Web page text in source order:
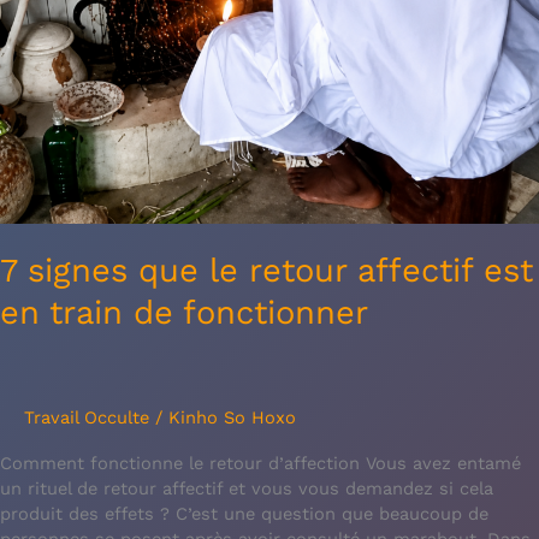
7 signes que le retour affectif est
en train de fonctionner
Travail Occulte / Kinho So Hoxo
Comment fonctionne le retour d’affection Vous avez entamé
un rituel de retour affectif et vous vous demandez si cela
produit des effets ? C’est une question que beaucoup de